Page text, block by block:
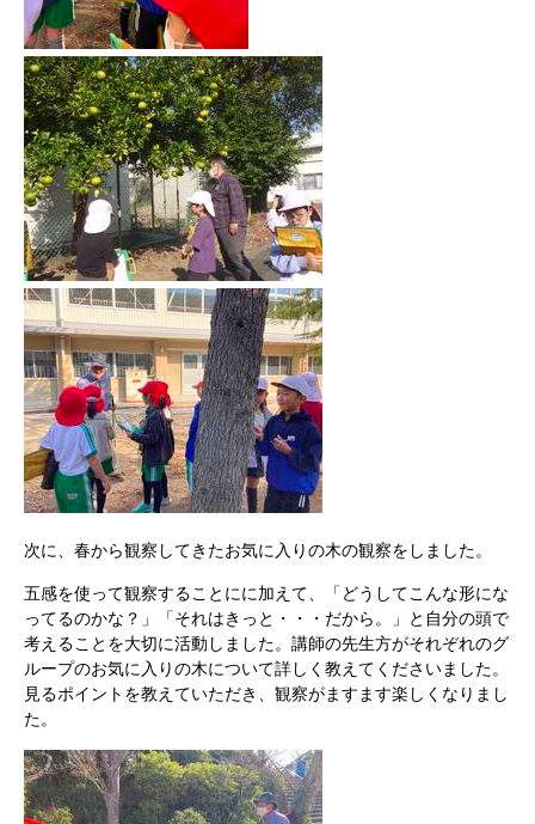
次に、春から観察してきたお気に入りの木の観察をしました。
五感を使って観察することにに加えて、「どうしてこんな形にな
ってるのかな？」「それはきっと・・・だから。」と自分の頭で
考えることを大切に活動しました。講師の先生方がそれぞれのグ
ループのお気に入りの木について詳しく教えてくださいました。
見るポイントを教えていただき、観察がますます楽しくなりまし
た。